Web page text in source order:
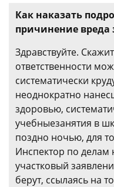
Как наказать
причинение вреда
Здравствуйте.
ответственности
систематически
неоднократно
здоровью,
учебныезанятия в
поздно ночью, для
Инспектор по делам
участковый
берут, ссылаясь на